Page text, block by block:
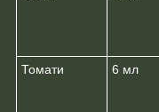
Томати
6 мл